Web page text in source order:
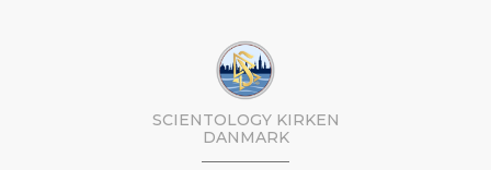
SCIENTOLOGY KIRKEN
DANMARK